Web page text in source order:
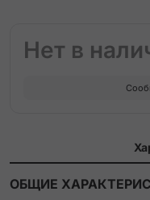
Нет в
ОБЩИЕ